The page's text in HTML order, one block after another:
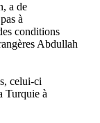
a de
à
conditions
Abdullah
celui-ci
Turquie à